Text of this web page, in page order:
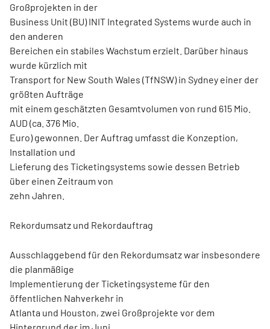
Großprojekten in der
Business Unit (BU) INIT Integrated Systems wurde auch in
den anderen
Bereichen ein stabiles Wachstum erzielt. Darüber hinaus
wurde kürzlich mit
Transport for New South Wales (TfNSW) in Sydney einer der
größten Aufträge
mit einem geschätzten Gesamtvolumen von rund 615 Mio.
AUD (ca. 376 Mio.
Euro) gewonnen. Der Auftrag umfasst die Konzeption,
Installation und
Lieferung des Ticketingsystems sowie dessen Betrieb
über einen Zeitraum von
zehn Jahren.
Rekordumsatz und Rekordauftrag
Ausschlaggebend für den Rekordumsatz war insbesondere
die planmäßige
Implementierung der Ticketingsysteme für den
öffentlichen Nahverkehr in
Atlanta und Houston, zwei Großprojekte vor dem